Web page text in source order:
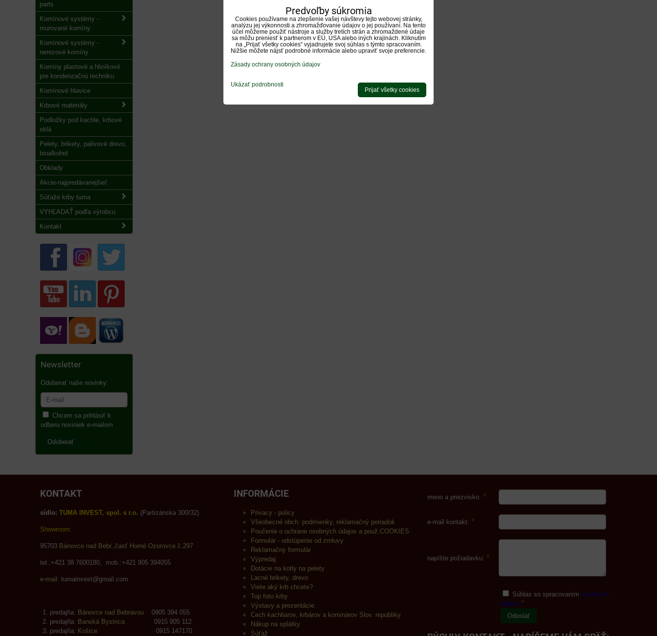
parts
Komínové systémy -
murované komíny
Komínové systémy -
nerezové komíny
Komíny plastové a hliníkové
pre kondenzačnú techniku.
Komínové hlavice
Krbové materiály
Podložky pod kachle, krbové
sklá
Pelety, brikety, palivové drevo,
bioalkohol
Obklady
Akcie-najpredávanejšie!
Súťaže krby tuma
VYHĽADAŤ podľa výrobcu
Kontakt
Newsletter
Odoberať naše novinky:
Chcem sa prihlásiť k
odberu noviniek e-mailom
Odoberať
KONTAKT
sídlo: TUMA INVEST, spol. s r.o. (Partizánska 300/32)
Showroom:
95703 Bánovce nad Bebr.,časť Horné Ozorovce č.297
tel.:+421 38 7600180, mob.:+421 905 394055
e-mail: tumainvest@gmail.com
predajňa: Bánovce nad Bebravou 0905 394 055
predajňa: Banská Bystrica 0915 905 112
predajňa: Košice 0915 147170
INFORMÁCIE
Privacy - policy
Všeobecné obch. podmienky, reklamačný poriadok
Poučenie o ochrane osobných údajov a použ.COOKIES
Formulár - odstúpenie od zmluvy
Reklamačný formulár
Výpredaj
Dotácie na kotly na pelety
Lacné brikety, drevo
Viete aký krb chcete?
Top foto krby
Výstavy a prezentácie
Cech kachliarov, krbárov a kominárov Slov. republiky
Nákup na splátky
Súťaž
meno a priezvisko: *
e-mail kontakt: *
napíšte požiadavku: *
Súhlas so spracovanímosobných
údajov *
Odoslať
Predvoľby súkromia
Cookies používame na zlepšenie vašej návštevy tejto webovej stránky,
analýzu jej výkonnosti a zhromažďovanie údajov o jej používaní. Na tento
účel môžeme použiť nástroje a služby tretích strán a zhromaždené údaje
sa môžu preniesť k partnerom v EÚ, USA alebo iných krajinách. Kliknutím
na „Prijať všetky cookies“ vyjadrujete svoj súhlas s týmto spracovaním.
Nižšie môžete nájsť podrobné informácie alebo upraviť svoje preferencie.
Zásady ochrany osobných údajov
Ukázať podrobnosti
Prijať všetky cookies